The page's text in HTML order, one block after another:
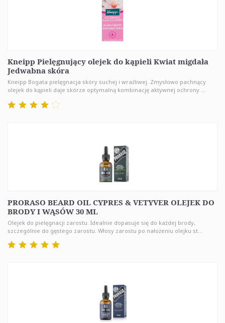
Kneipp Pielęgnujący olejek do kąpieli Kwiat migdała
Jedwabna skóra
Kneipp Bogata pielęgnacja skóry suchej i wrażliwej. Zmysłowo pachnący
olejek do kąpieli daje skórze optymalną kombinację aktywnej ochrony ...
PRORASO BEARD OIL CYPRES & VETYVER OLEJEK DO
BRODY I WĄSÓW 30 ML
Olejek do pielęgnacji zarostu. Idealnie dopasuje się do każdej brody,
szczególnie do gęstego zarostu. Włosy zarostu po nałożeniu olejku st...